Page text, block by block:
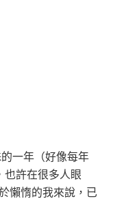
一年（好像每年
也許在很多人眼
懶惰的我來說，已